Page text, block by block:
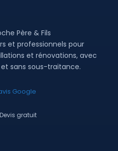
Père & Fils
et professionnels pour
et rénovations, avec
sans sous-traitance.
Google
gratuit